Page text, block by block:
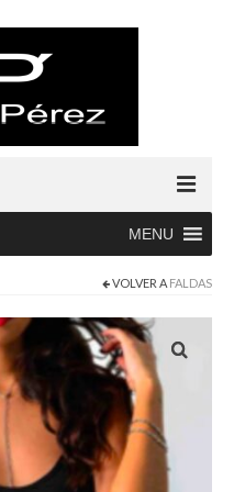
MENU
VOLVER A FALDAS